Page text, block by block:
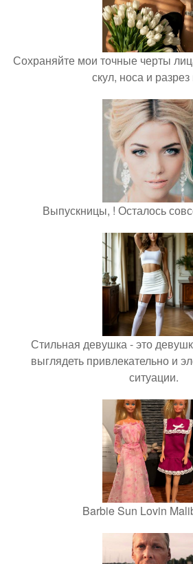
Сохраняйте мои точные черты
скул, носа и разрез
Выпускницы, ! Осталось
Стильная девушка - это
выглядеть привлекательно и
ситуации.
Barbie Sun Lovin